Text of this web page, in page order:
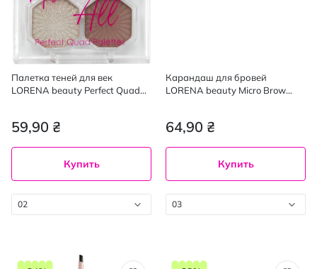
Палетка теней для век
LORENA beauty Perfect Quad
59,90 ₴
Купить
02
Карандаш для бровей
LORENA beauty Micro Brow
64,90 ₴
Купить
03